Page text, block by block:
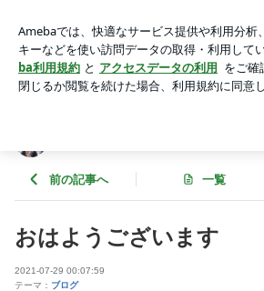
アプリをダウンロードして ブログの更新通知
ょう。
前の記事へ 一覧
おはようございます
2021-07-29 00:07:59
テーマ： ブログ